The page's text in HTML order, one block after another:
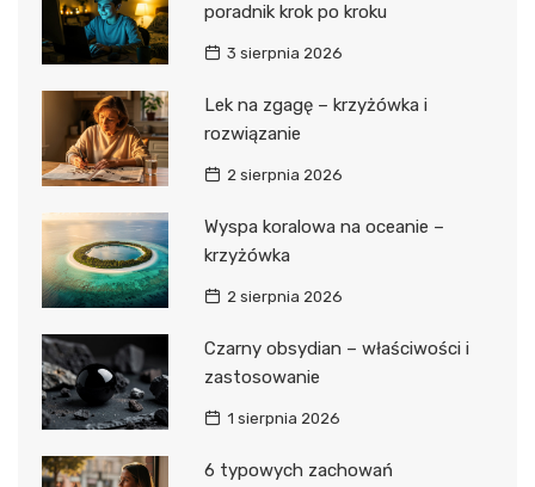
poradnik krok po kroku
3 sierpnia 2026
Lek na zgagę – krzyżówka i
rozwiązanie
2 sierpnia 2026
Wyspa koralowa na oceanie –
krzyżówka
2 sierpnia 2026
Czarny obsydian – właściwości i
zastosowanie
1 sierpnia 2026
6 typowych zachowań